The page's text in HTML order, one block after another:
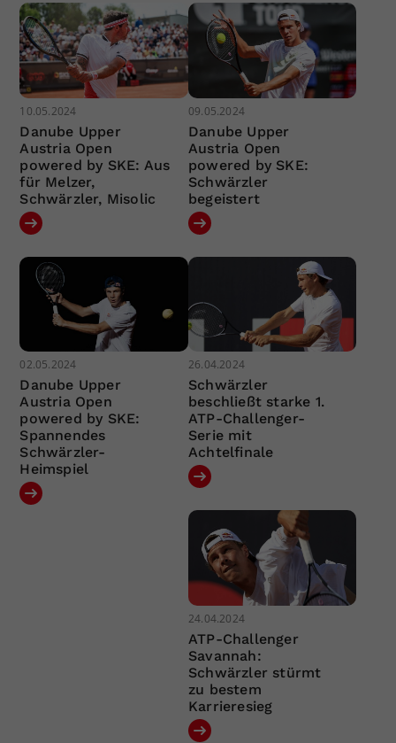
10.05.2024
Danube Upper
Austria Open
powered by SKE: Aus
für Melzer,
Schwärzler, Misolic
09.05.2024
Danube Upper
Austria Open
powered by SKE:
Schwärzler
begeistert
02.05.2024
Danube Upper
Austria Open
powered by SKE:
Spannendes
Schwärzler-
Heimspiel
26.04.2024
Schwärzler
beschließt starke 1.
ATP-Challenger-
Serie mit
Achtelfinale
24.04.2024
ATP-Challenger
Savannah:
Schwärzler stürmt
zu bestem
Karrieresieg